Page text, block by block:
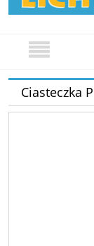
Ciasteczka